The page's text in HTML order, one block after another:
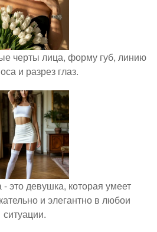
черты лица, форму губ, линию
и разрез глаз.
это девушка, которая умеет
и элегантно в любои
ситуации.